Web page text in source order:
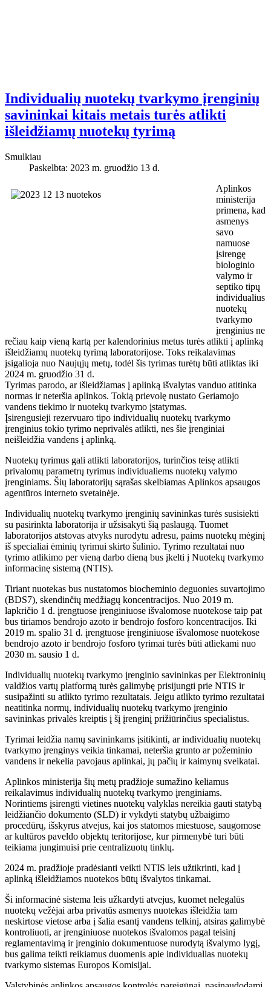
Individualių nuotekų tvarkymo įrenginių
savininkai kitais metais turės atlikti
išleidžiamų nuotekų tyrimą
Smulkiau
Paskelbta: 2023 m. gruodžio 13 d.
Aplinkos
ministerija
primena, kad
asmenys
savo
namuose
įsirengę
biologinio
valymo ir
septiko tipų
individualius
nuotekų
tvarkymo
įrenginius ne
rečiau kaip vieną kartą per kalendorinius metus turės atlikti į aplinką
išleidžiamų nuotekų tyrimą laboratorijose. Toks reikalavimas
įsigalioja nuo Naujųjų metų, todėl šis tyrimas turėtų būti atliktas iki
2024 m. gruodžio 31 d.
Tyrimas parodo, ar išleidžiamas į aplinką išvalytas vanduo atitinka
normas ir neteršia aplinkos. Tokią prievolę nustato Geriamojo
vandens tiekimo ir nuotekų tvarkymo įstatymas.
Įsirengusieji rezervuaro tipo individualių nuotekų tvarkymo
įrenginius tokio tyrimo neprivalės atlikti, nes šie įrenginiai
neišleidžia vandens į aplinką.
Nuotekų tyrimus gali atlikti laboratorijos, turinčios teisę atlikti
privalomų parametrų tyrimus individualiems nuotekų valymo
įrenginiams. Šių laboratorijų sąrašas skelbiamas Aplinkos apsaugos
agentūros interneto svetainėje.
Individualių nuotekų tvarkymo įrenginių savininkas turės susisiekti
su pasirinkta laboratorija ir užsisakyti šią paslaugą. Tuomet
laboratorijos atstovas atvyks nurodytu adresu, paims nuotekų mėginį
iš specialiai ėminių tyrimui skirto šulinio. Tyrimo rezultatai nuo
tyrimo atlikimo per vieną darbo dieną bus įkelti į Nuotekų tvarkymo
informacinę sistemą (NTIS).
Tiriant nuotekas bus nustatomos biocheminio deguonies suvartojimo
(BDS7), skendinčių medžiagų koncentracijos. Nuo 2019 m.
lapkričio 1 d. įrengtuose įrenginiuose išvalomose nuotekose taip pat
bus tiriamos bendrojo azoto ir bendrojo fosforo koncentracijos. Iki
2019 m. spalio 31 d. įrengtuose įrenginiuose išvalomose nuotekose
bendrojo azoto ir bendrojo fosforo tyrimai turės būti atliekami nuo
2030 m. sausio 1 d.
Individualių nuotekų tvarkymo įrenginio savininkas per Elektroninių
valdžios vartų platformą turės galimybę prisijungti prie NTIS ir
susipažinti su atlikto tyrimo rezultatais. Jeigu atlikto tyrimo rezultatai
neatitinka normų, individualių nuotekų tvarkymo įrenginio
savininkas privalės kreiptis į šį įrenginį prižiūrinčius specialistus.
Tyrimai leidžia namų savininkams įsitikinti, ar individualių nuotekų
tvarkymo įrenginys veikia tinkamai, neteršia grunto ar požeminio
vandens ir nekelia pavojaus aplinkai, jų pačių ir kaimynų sveikatai.
Aplinkos ministerija šių metų pradžioje sumažino keliamus
reikalavimus individualių nuotekų tvarkymo įrenginiams.
Norintiems įsirengti vietines nuotekų valyklas nereikia gauti statybą
leidžiančio dokumento (SLD) ir vykdyti statybų užbaigimo
procedūrų, išskyrus atvejus, kai jos statomos miestuose, saugomose
ar kultūros paveldo objektų teritorijose, kur pirmenybė turi būti
teikiama jungimuisi prie centralizuotų tinklų.
2024 m. pradžioje pradėsianti veikti NTIS leis užtikrinti, kad į
aplinką išleidžiamos nuotekos būtų išvalytos tinkamai.
Ši informacinė sistema leis užkardyti atvejus, kuomet nelegalūs
nuotekų vežėjai arba privatūs asmenys nuotekas išleidžia tam
neskirtose vietose arba į šalia esantį vandens telkinį, atsiras galimybė
kontroliuoti, ar įrenginiuose nuotekos išvalomos pagal teisinį
reglamentavimą ir įrenginio dokumentuose nurodytą išvalymo lygį,
bus galima teikti reikiamus duomenis apie individualias nuotekų
tvarkymo sistemas Europos Komisijai.